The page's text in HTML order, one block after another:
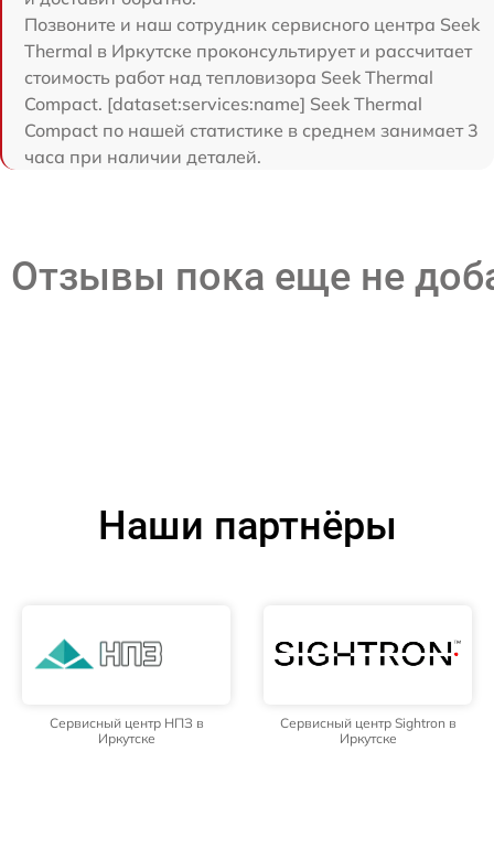
Позвоните и наш сотрудник сервисного центра Seek
Thermal в Иркутске проконсультирует и рассчитает
стоимость работ над тепловизора Seek Thermal
Compact. [dataset:services:name] Seek Thermal
Compact по нашей статистике в среднем занимает 3
часа при наличии деталей.
Отзывы пока еще не
Наши партнёры
Сервисный центр НПЗ в
Иркутске
Сервисный центр Sightron в
Иркутске